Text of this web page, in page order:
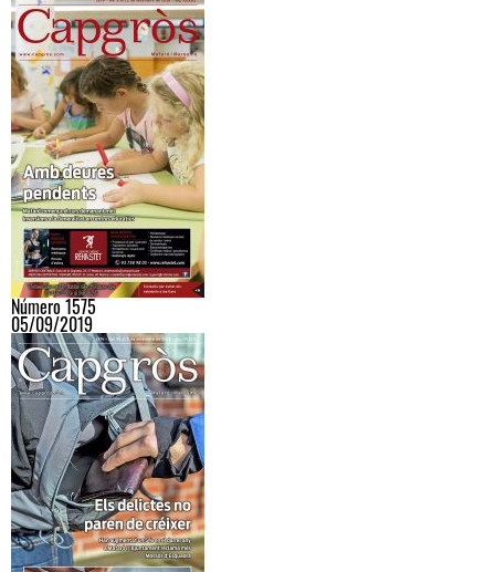
Número 1575
05/09/2019